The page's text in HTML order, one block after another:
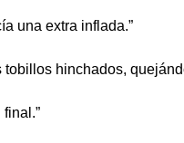
una extra inflada.”
hinchados,